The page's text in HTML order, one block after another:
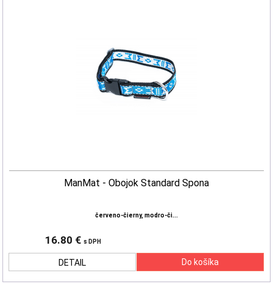
ManMat - Obojok Standard Spona
červeno-čierny, modro-či...
16.80 € s DPH
DETAIL